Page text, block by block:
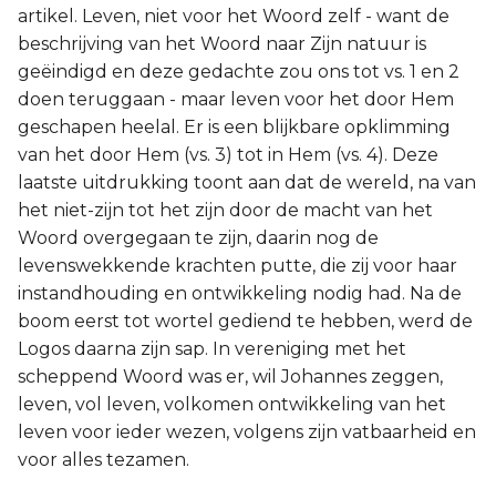
artikel. Leven, niet voor het Woord zelf - want de
beschrijving van het Woord naar Zijn natuur is
geëindigd en deze gedachte zou ons tot vs. 1 en 2
doen teruggaan - maar leven voor het door Hem
geschapen heelal. Er is een blijkbare opklimming
van het door Hem (vs. 3) tot in Hem (vs. 4). Deze
laatste uitdrukking toont aan dat de wereld, na van
het niet-zijn tot het zijn door de macht van het
Woord overgegaan te zijn, daarin nog de
levenswekkende krachten putte, die zij voor haar
instandhouding en ontwikkeling nodig had. Na de
boom eerst tot wortel gediend te hebben, werd de
Logos daarna zijn sap. In vereniging met het
scheppend Woord was er, wil Johannes zeggen,
leven, vol leven, volkomen ontwikkeling van het
leven voor ieder wezen, volgens zijn vatbaarheid en
voor alles tezamen.